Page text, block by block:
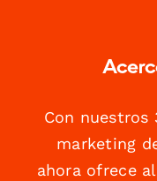
Con nuestros
marketing
ahora ofrece